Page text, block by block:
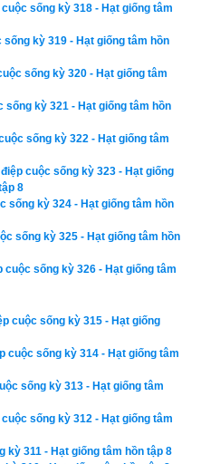
câu chuyện của mình.
lúc tôi chỉ vừa mười lăm tuổi.
bởi vì mẹ con tôi rất gần gũi
biết mình sắp chết, bà đã thu
cho mỗi sinh nhật của tôi,
hai mươi lăm tuổi. Hôm nay
của tôi. Hồi sáng, tôi đã xem
bị.
chuyện này.
sâu sắc trước tâm trạng
hôm nay tôi không cài hoa
mẹ thường cài hoa lên tóc
viện, tôi mang vào cho bà
nhà. Cầm bó hoa trên tay,
thấy mùi thơm của nó. Thế
Bà vuốt tóc tôi, cài bông
sống kỳ 318 - Hạt giống tâm
kỳ 319 - Hạt giống tâm hồn
sống kỳ 320 - Hạt giống tâm
sống kỳ 321 - Hạt giống tâm hồn
sống kỳ 322 - Hạt giống tâm
cuộc sống kỳ 323 - Hạt giống
8
sống kỳ 324 - Hạt giống tâm hồn
sống kỳ 325 - Hạt giống tâm hồn
cuộc sống kỳ 326 - Hạt giống tâm
cuộc sống kỳ 315 - Hạt giống
cuộc sống kỳ 314 - Hạt giống tâm
sống kỳ 313 - Hạt giống tâm
sống kỳ 312 - Hạt giống tâm
kỳ 311 - Hạt giống tâm hồn tập 8